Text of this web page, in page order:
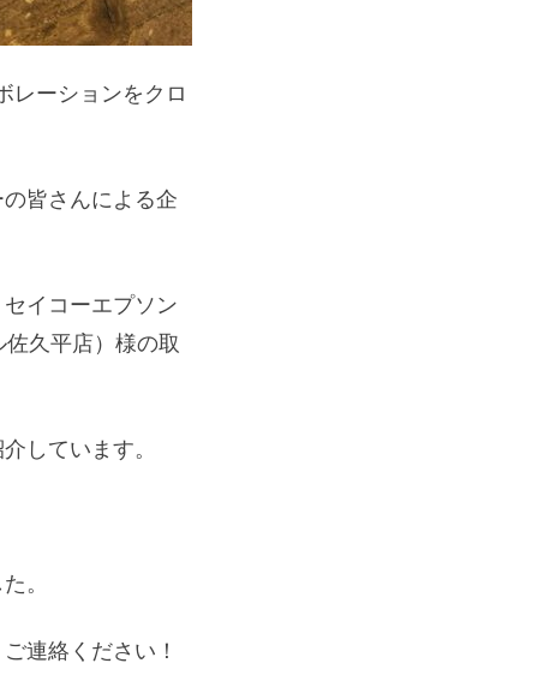
レーションをクロ
皆さんによる企
イコーエプソン
久平店）様の取
しています。
。
連絡ください！